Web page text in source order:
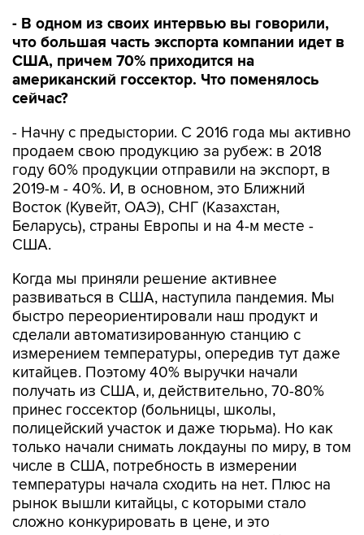
- В одном из своих интервью вы говорили,
что большая часть экспорта компании идет в
США, причем 70% приходится на
американский госсектор. Что поменялось
сейчас?
- Начну с предыстории. С 2016 года мы активно
продаем свою продукцию за рубеж: в 2018
году 60% продукции отправили на экспорт, в
2019-м - 40%. И, в основном, это Ближний
Восток (Кувейт, ОАЭ), СНГ (Казахстан,
Беларусь), страны Европы и на 4-м месте -
США.
Когда мы приняли решение активнее
развиваться в США, наступила пандемия. Мы
быстро переориентировали наш продукт и
сделали автоматизированную станцию с
измерением температуры, опередив тут даже
китайцев. Поэтому 40% выручки начали
получать из США, и, действительно, 70-80%
принес госсектор (больницы, школы,
полицейский участок и даже тюрьма). Но как
только начали снимать локдауны по миру, в том
числе в США, потребность в измерении
температуры начала сходить на нет. Плюс на
рынок вышли китайцы, с которыми стало
сложно конкурировать в цене, и это